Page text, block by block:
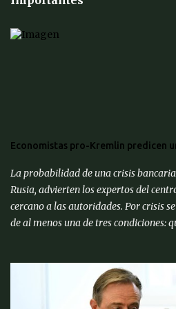
Economistas pro-Kremlin predicen
La probabilidad de una crisis
Rusia, advierten los expertos del
cercano a las autoridades. Por crisis
de al menos una de tres condiciones:
significativas de fondos de sus
una parte significativa (más del 10%)
recapitalización a gran escala (más